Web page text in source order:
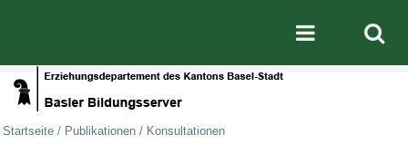
Mobile
Startseite / Publikationen / Konsultationen